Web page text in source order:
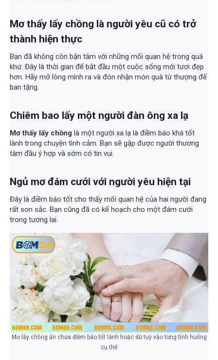
Mơ thấy lấy chồng là người yêu cũ có trở
thành hiện thực
Bạn đã không còn bận tâm với những mối quan hệ trong quá
khứ. Đây là thời gian để bắt đầu một cuộc sống mới tươi đẹp
hơn. Hãy mở lòng mình ra và đón nhận món quà từ thượng đế
ban tặng.
Chiêm bao lấy một người đàn ông xa lạ
Mơ thấy lấy chồng là một người xa lạ là điềm báo khá tốt
lành trong chuyện tình cảm. Bạn sẽ gặp được người thương
tâm đầu ý hợp và sớm có tin vui.
Ngủ mơ đám cưới với người yêu hiện tại
Đây là điềm báo tốt cho thấy mối quan hệ của hai người đang
rất son sắc. Bạn cũng đã có kế hoạch cho một đám cưới
trong tương lai.
Mơ lấy chồng ẩn chứa điềm báo tốt lành hoặc dữ tuỳ vào từng tình huống
cụ thể